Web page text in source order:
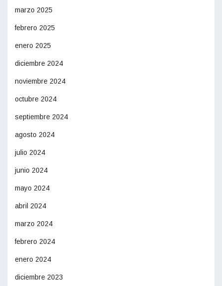
marzo 2025
febrero 2025
enero 2025
diciembre 2024
noviembre 2024
octubre 2024
septiembre 2024
agosto 2024
julio 2024
junio 2024
mayo 2024
abril 2024
marzo 2024
febrero 2024
enero 2024
diciembre 2023